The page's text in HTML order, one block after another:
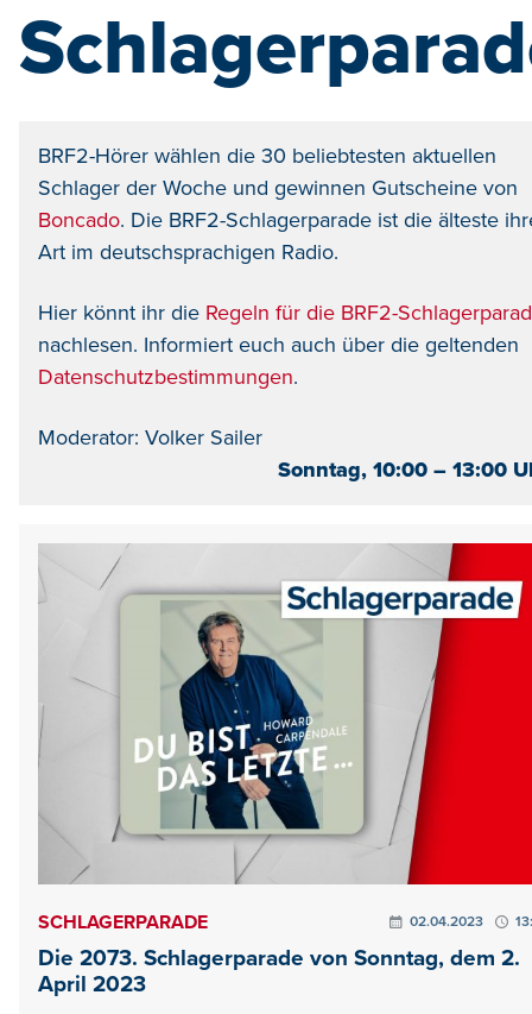
BRF2-Hörer wählen die 30 beliebtesten aktuellen
Schlager der Woche und gewinnen Gutscheine von
Boncado. Die BRF2-Schlagerparade ist die älteste
Art im deutschsprachigen Radio.
Hier könnt ihr die Regeln für die BRF2-
nachlesen. Informiert euch auch über die geltenden
Datenschutzbestimmungen.
Moderator: Volker Sailer
Sonntag, 10:00 – 13:00
SCHLAGERPARADE 02.04.2023
Die 2073. Schlagerparade von Sonntag, dem 2.
April 2023